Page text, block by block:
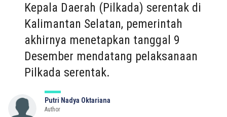
Kepala Daerah (Pilkada) serentak di
Kalimantan Selatan, pemerintah
akhirnya menetapkan tanggal 9
Desember mendatang pelaksanaan
Pilkada serentak.
Putri Nadya Oktariana
Author